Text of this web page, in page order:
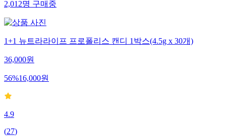
2,012명구매중
1+1 뉴트라라이프 프로폴리스 캔디 1박스(4.5g x 30개)
36,000원
56%16,000원
4.9
(27)